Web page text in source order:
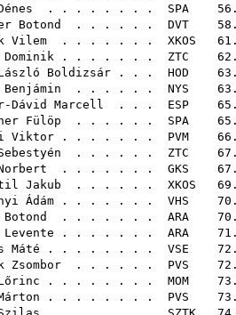
. . . . . . . . SPA
Botond . . . . . . DVT
Vilem . . . . . . . XKOS
Dominik . . . . . . . ZTC
Boldizsár . . . HOD
Benjámin . . . . . . NYS
Dávid Marcell . . . ESP
Fülöp . . . . . . SPA
Viktor . . . . . . . PVM
. . . . . . ZTC
. . . . . . . GKS
Jakub . . . . . . XKOS
Ádám . . . . . . . VHS
. . . . . . . ARA
Levente . . . . . . . ARA
Máté . . . . . . . . VSE
Zsombor . . . . . . PVS
. . . . . . . . MOM
. . . . . . . . PVS